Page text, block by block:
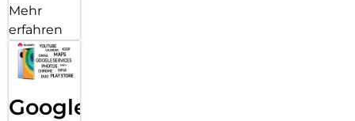
Mehr
erfahren
Google